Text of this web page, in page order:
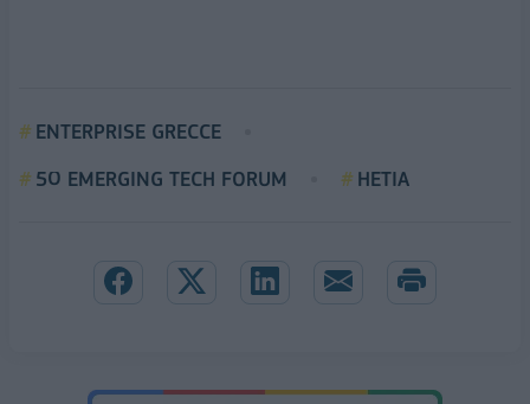
ENTERPRISE GRECCE
5Ο EMERGING TECH FORUM
HETIA